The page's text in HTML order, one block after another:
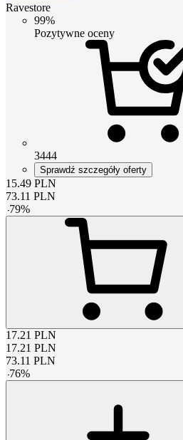
Ravestore
99%
Pozytywne oceny
3444
Sprawdź szczegóły oferty
15.49 PLN
73.11 PLN
-79%
17.21 PLN
17.21 PLN
73.11 PLN
-76%